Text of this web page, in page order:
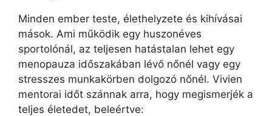
Minden ember teste, élethelyzete és kihívásai
mások. Ami működik egy huszonéves
sportolónál, az teljesen hatástalan lehet egy
menopauza időszakában lévő nőnél vagy egy
stresszes munkakörben dolgozó nőnél. Vivien
mentorai időt szánnak arra, hogy megismerjék a
teljes életedet, beleértve: